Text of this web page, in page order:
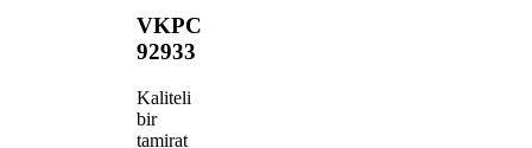
VKPC
92933
Kaliteli
bir
tamirat